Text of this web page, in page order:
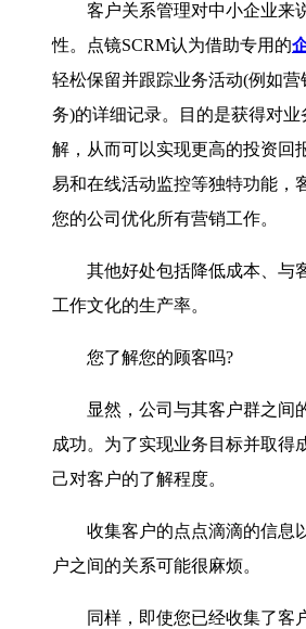
客户关系管理对中小企业来
性。点镜SCRM认为借助专用的
轻松保留并跟踪业务活动(例如
务)的详细记录。目的是获得对业
解，从而可以实现更高的投资回
易和在线活动监控等独特功能，
您的公司优化所有营销工作。
其他好处包括降低成本、与
工作文化的生产率。
您了解您的顾客吗?
显然，公司与其客户群之间
成功。为了实现业务目标并取得
己对客户的了解程度。
收集客户的点点滴滴的信息
户之间的关系可能很麻烦。
同样，即使您已经收集了客